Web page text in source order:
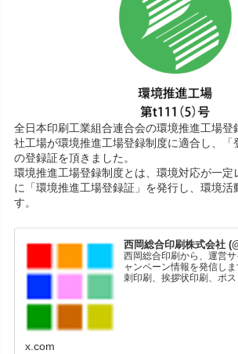
全日本印刷工業組合連合会の環境推進工場登
社工場が環境推進工場登録制度に適合し、「
の登録証を頂きました。
環境推進工場登録制度とは、環境対応が一定
に「環境推進工場登録証」を発行し、環境活
す。
西岡総合印刷株式会社
西岡総合印刷から、運営
ャンペーン情報を発信し
刺印刷、挨拶状印刷、ポス
x.com